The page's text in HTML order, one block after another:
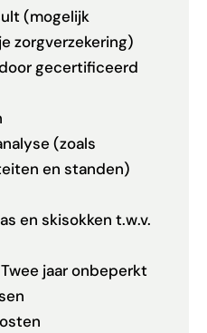
(mogelijk
zorgverzekering)
gecertificeerd
(zoals
en standen)
en skisokken t.w.v.
jaar onbeperkt